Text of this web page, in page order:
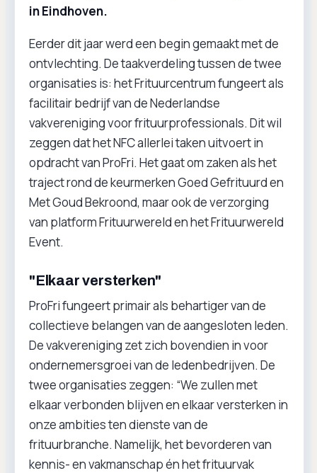
in Eindhoven.
Eerder dit jaar werd een begin gemaakt met de
ontvlechting. De taakverdeling tussen de twee
organisaties is: het Frituurcentrum fungeert als
facilitair bedrijf van de Nederlandse
vakvereniging voor frituurprofessionals. Dit wil
zeggen dat het NFC allerlei taken uitvoert in
opdracht van ProFri. Het gaat om zaken als het
traject rond de keurmerken Goed Gefrituurd en
Met Goud Bekroond, maar ook de verzorging
van platform Frituurwereld en het Frituurwereld
Event.
"Elkaar versterken"
ProFri fungeert primair als behartiger van de
collectieve belangen van de aangesloten leden.
De vakvereniging zet zich bovendien in voor
ondernemersgroei van de ledenbedrijven. De
twee organisaties zeggen: “We zullen met
elkaar verbonden blijven en elkaar versterken in
onze ambities ten dienste van de
frituurbranche. Namelijk, het bevorderen van
kennis- en vakmanschap én het frituurvak